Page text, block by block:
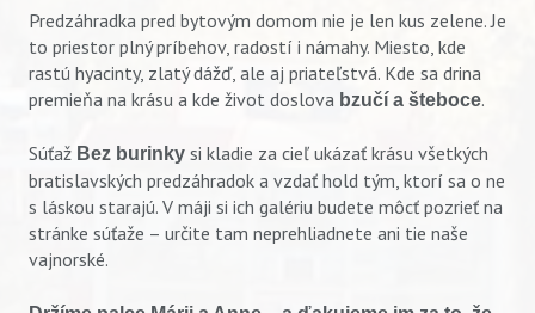
Predzáhradka pred bytovým domom nie je len kus zelene. Je
to priestor plný príbehov, radostí i námahy. Miesto, kde
rastú hyacinty, zlatý dážď, ale aj priateľstvá. Kde sa drina
premieňa na krásu a kde život doslova bzučí a šteboce.
Súťaž Bez burinky si kladie za cieľ ukázať krásu všetkých
bratislavských predzáhradok a vzdať hold tým, ktorí sa o ne
s láskou starajú. V máji si ich galériu budete môcť pozrieť na
stránke súťaže – určite tam neprehliadnete ani tie naše
vajnorské.